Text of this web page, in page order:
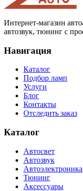
Интернет-магазин
автозвук, тюнинг с
Навигация
Каталог
Подбор ламп
Услуги
Блог
Контакты
Отследить заказ
Каталог
Автосвет
Автозвук
Автоэлектроника
Тюнинг
Аксессуары